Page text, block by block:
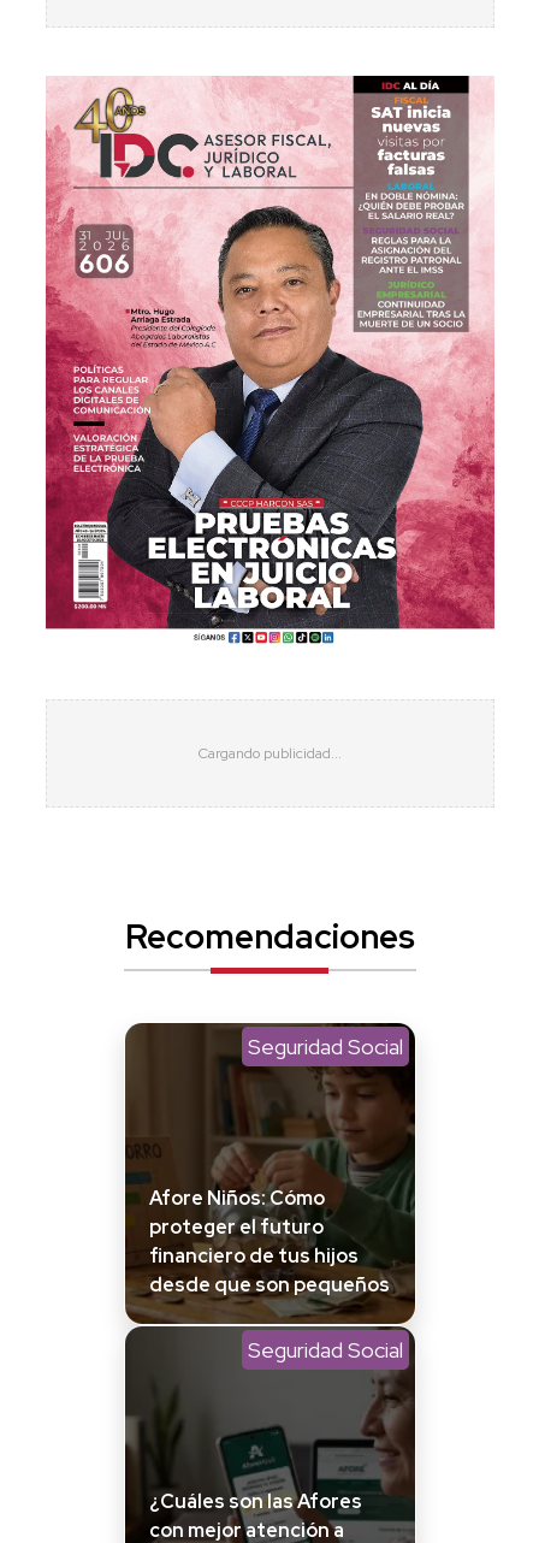
Recomendaciones
Seguridad Social
Afore Niños: Cómo
proteger el futuro
financiero de tus hijos
desde que son pequeños
Seguridad Social
¿Cuáles son las Afores
con mejor atención a